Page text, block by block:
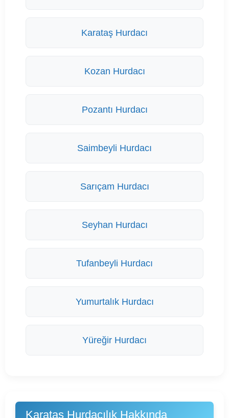
Karataş Hurdacı
Kozan Hurdacı
Pozantı Hurdacı
Saimbeyli Hurdacı
Sarıçam Hurdacı
Seyhan Hurdacı
Tufanbeyli Hurdacı
Yumurtalık Hurdacı
Yüreğir Hurdacı
Karataş Hurdacılık Hakkında